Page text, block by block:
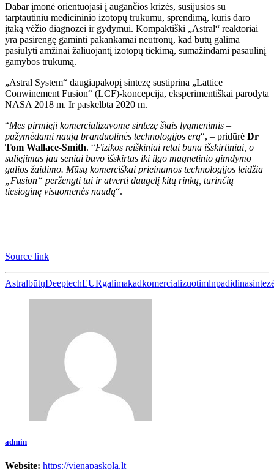
Dabar įmonė orientuojasi į augančios krizės, susijusios su
tarptautiniu medicininio izotopų trūkumu, sprendimą, kuris daro
įtaką vėžio diagnozei ir gydymui. Kompaktiški „Astral“ reaktoriai
yra pasirengę gaminti pakankamai neutronų, kad būtų galima
pasiūlyti amžinai žaliuojantį izotopų tiekimą, sumažindami pasaulinį
gamybos trūkumą.
„Astral System“ daugiapakopį sintezę sustiprina „Lattice
Conwinement Fusion“ (LCF)-koncepcija, eksperimentiškai parodyta
NASA 2018 m. Ir paskelbta 2020 m.
“Mes pirmieji komercializavome sintezę šiais lygmenimis –
pažymėdami naują branduolinės technologijos erą“, – pridūrė Dr
Tom Wallace-Smith. “Fizikos reiškiniai retai būna išskirtiniai, o
suliejimas jau seniai buvo išskirtas iki ilgo magnetinio gimdymo
galios žaidimo. Mūsų komerciškai prieinamos technologijos leidžia
„Fusion“ peržengti tai ir atverti daugelį kitų rinkų, turinčių
tiesioginę visuomenės naudą“.
Source link
AstralbūtųDeeptechEURgalimakadkomercializuotimlnpadidina
admin
Website: https://vienapaskola.lt